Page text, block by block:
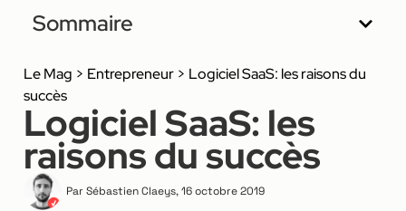
Sommaire
Le Mag > Entrepreneur > Logiciel SaaS: les raisons du
succès
Logiciel SaaS: les
raisons du succès
Par Sébastien Claeys,16 octobre 2019